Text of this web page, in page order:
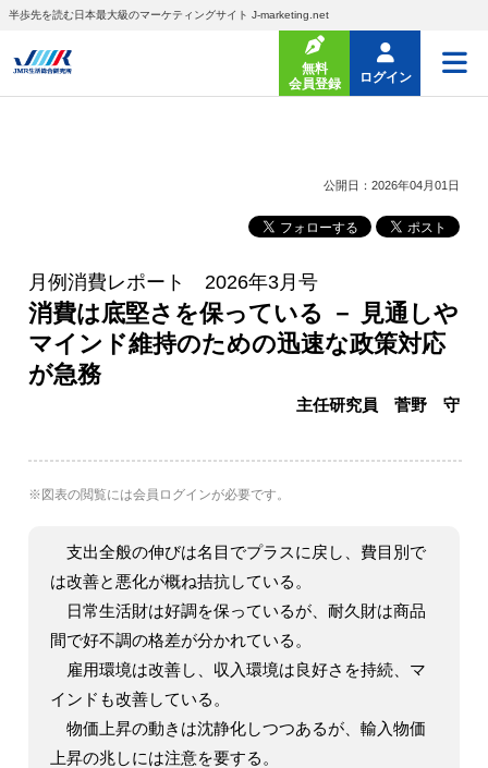
半歩先を読む日本最大級のマーケティングサイト J-marketing.net
無料
会員登録
ログイン
公開日：2026年04月01日
月例消費レポート 2026年3月号
消費は底堅さを保っている － 見通しや
マインド維持のための迅速な政策対応
が急務
主任研究員 菅野 守
※図表の閲覧には会員ログインが必要です。
支出全般の伸びは名目でプラスに戻し、費目別で
は改善と悪化が概ね拮抗している。
日常生活財は好調を保っているが、耐久財は商品
間で好不調の格差が分かれている。
雇用環境は改善し、収入環境は良好さを持続、マ
インドも改善している。
物価上昇の動きは沈静化しつつあるが、輸入物価
上昇の兆しには注意を要する。